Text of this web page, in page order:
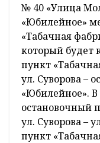
№ 40 «Улица
«Юбилейное»
«Табачная
который будет
пункт
ул. Суворова –
«Юбилейное».
остановочный
ул. Суворова –
пункт